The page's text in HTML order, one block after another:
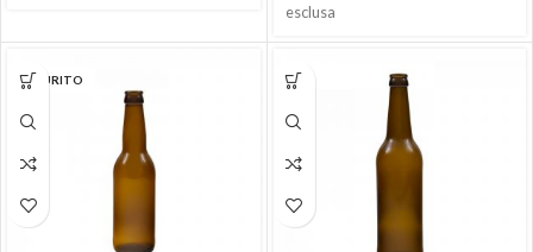
esclusa
ESAURITO